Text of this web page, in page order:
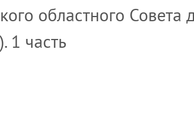
областного Совета
1 часть